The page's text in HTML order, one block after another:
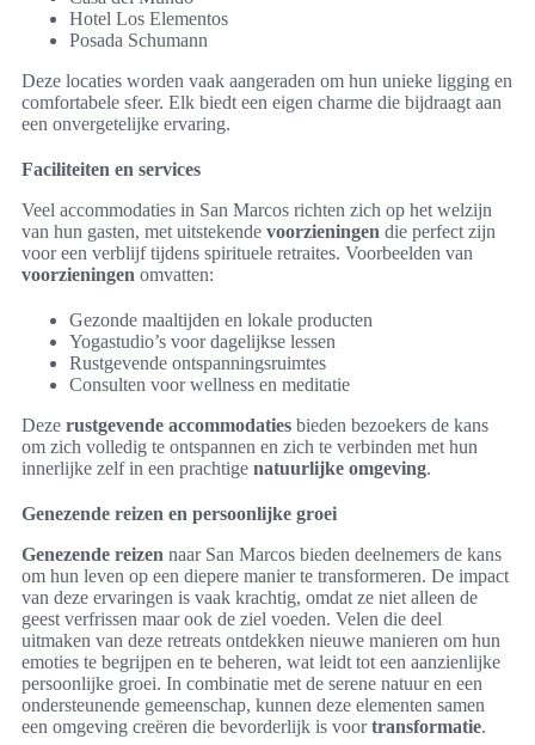
Hotel Los Elementos
Posada Schumann
Deze locaties worden vaak aangeraden om hun unieke ligging en
comfortabele sfeer. Elk biedt een eigen charme die bijdraagt aan
een onvergetelijke ervaring.
Faciliteiten en services
Veel accommodaties in San Marcos richten zich op het welzijn
van hun gasten, met uitstekende voorzieningen die perfect zijn
voor een verblijf tijdens spirituele retraites. Voorbeelden van
voorzieningen omvatten:
Gezonde maaltijden en lokale producten
Yogastudio’s voor dagelijkse lessen
Rustgevende ontspanningsruimtes
Consulten voor wellness en meditatie
Deze rustgevende accommodaties bieden bezoekers de kans
om zich volledig te ontspannen en zich te verbinden met hun
innerlijke zelf in een prachtige natuurlijke omgeving.
Genezende reizen en persoonlijke groei
Genezende reizen naar San Marcos bieden deelnemers de kans
om hun leven op een diepere manier te transformeren. De impact
van deze ervaringen is vaak krachtig, omdat ze niet alleen de
geest verfrissen maar ook de ziel voeden. Velen die deel
uitmaken van deze retreats ontdekken nieuwe manieren om hun
emoties te begrijpen en te beheren, wat leidt tot een aanzienlijke
persoonlijke groei. In combinatie met de serene natuur en een
ondersteunende gemeenschap, kunnen deze elementen samen
een omgeving creëren die bevorderlijk is voortransformatie.